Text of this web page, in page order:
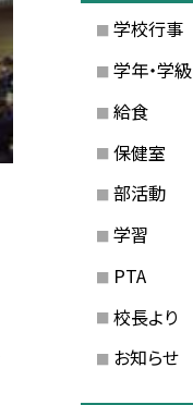
学校行事
学年・学級
給食
保健室
部活動
学習
PTA
校長より
お知らせ